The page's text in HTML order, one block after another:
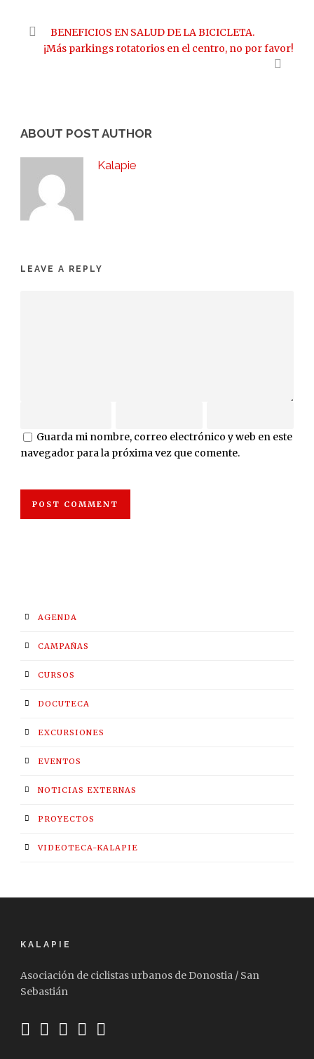
BENEFICIOS EN SALUD DE LA BICICLETA.
¡Más parkings rotatorios en el centro, no por favor!
ABOUT POST AUTHOR
Kalapie
LEAVE A REPLY
Guarda mi nombre, correo electrónico y web en este
navegador para la próxima vez que comente.
AGENDA
CAMPAÑAS
CURSOS
DOCUTECA
EXCURSIONES
EVENTOS
NOTICIAS EXTERNAS
PROYECTOS
VIDEOTECA-KALAPIE
KALAPIE
Asociación de ciclistas urbanos de Donostia / San
Sebastián